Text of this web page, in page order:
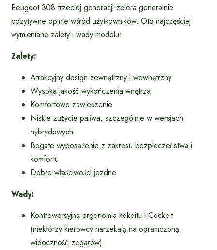
Peugeot 308 trzeciej generacji zbiera generalnie
pozytywne opinie wśród użytkowników. Oto najczęściej
wymieniane zalety i wady modelu:
Zalety:
Atrakcyjny design zewnętrzny i wewnętrzny
Wysoka jakość wykończenia wnętrza
Komfortowe zawieszenie
Niskie zużycie paliwa, szczególnie w wersjach
hybrydowych
Bogate wyposażenie z zakresu bezpieczeństwa i
komfortu
Dobre właściwości jezdne
Wady:
Kontrowersyjna ergonomia kokpitu i-Cockpit
(niektórzy kierowcy narzekają na ograniczoną
widoczność zegarów)